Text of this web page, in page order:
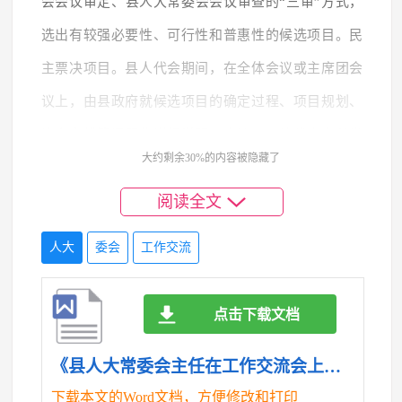
选出有较强必要性、可行性和普惠性的候选项目。民
主票决项目。县人代会期间，在全体会议或主席团会
议上，由县政府就候选项目的确定过程、项目规划、
询。审议后的候选项目，在全体会议上以无记名投票
的方式，按照差额比例确定年度民生实事项目。四年
来，全县共票决出县级民生实事项目45个总投资4.45
亿元、镇级民生实事项目101个总投资0.93亿元。
三、注重“三个协同”聚合力，用心推动落实
大约剩余30%的内容被隐藏了
阅读全文
人大 委会 工作交流
《县人大常委会主任在工作交流会上的发言.doc》
下载本文的Word文档，方便修改和打印
点击下载文档